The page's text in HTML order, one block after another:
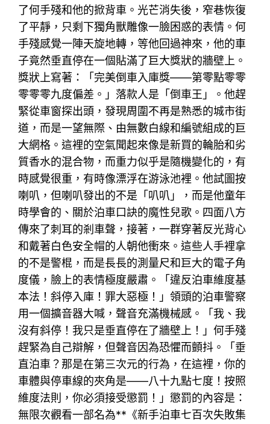
了何手殘和他的掀背車。光芒消失後，窄巷恢復
了平靜，只剩下獨角獸雕像一臉困惑的表情。何
手殘感覺一陣天旋地轉，等他回過神來，他的車
子竟然垂直停在一個貼滿了巨大獎狀的牆壁上。
獎狀上寫著：「完美倒車入庫獎——第零點零零
零零零九度偏差。」落款人是「倒車王」。他趕
緊從車窗探出頭，發現周圍不再是熟悉的城市街
道，而是一望無際、由無數白線和編號組成的巨
大網格。這裡的空氣聞起來像是新買的輪胎和劣
質香水的混合物，而重力似乎是隨機變化的，有
時感覺很重，有時像漂浮在游泳池裡。他試圖按
喇叭，但喇叭發出的不是「叭叭」，而是他童年
時學會的、關於泊車口訣的魔性兒歌。四面八方
傳來了刺耳的剎車聲，接著，一群穿著反光背心
和戴著白色安全帽的人朝他衝來。這些人手裡拿
的不是警棍，而是長長的測量尺和巨大的電子角
度儀，臉上的表情極度嚴肅。「違反泊車維度基
本法！斜停入庫！罪大惡極！」領頭的泊車警察
用一個擴音器大喊，聲音充滿機械感。「我、我
沒有斜停！我只是垂直停在了牆壁上！」何手殘
趕緊為自己辯解，但聲音因為恐懼而顫抖。「垂
直泊車？那是在第三次元的行為，在這裡，你的
車體與停車線的夾角是——八十九點七度！按照
維度法則，你必須接受懲罰！」懲罰的內容是：
無限次觀看一部名為**《新手泊車七百次失敗集